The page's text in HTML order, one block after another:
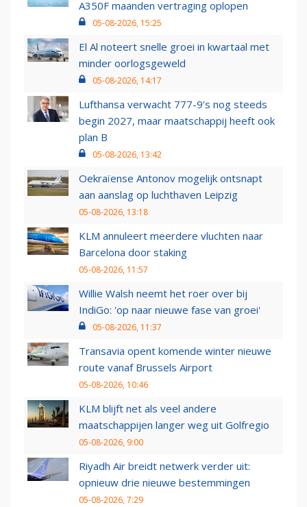
A350F maanden vertraging oplopen
05-08-2026, 15:25
El Al noteert snelle groei in kwartaal met
minder oorlogsgeweld
05-08-2026, 14:17
Lufthansa verwacht 777-9’s nog steeds
begin 2027, maar maatschappij heeft ook
plan B
05-08-2026, 13:42
Oekraïense Antonov mogelijk ontsnapt
aan aanslag op luchthaven Leipzig
05-08-2026, 13:18
KLM annuleert meerdere vluchten naar
Barcelona door staking
05-08-2026, 11:57
Willie Walsh neemt het roer over bij
IndiGo: 'op naar nieuwe fase van groei'
05-08-2026, 11:37
Transavia opent komende winter nieuwe
route vanaf Brussels Airport
05-08-2026, 10:46
KLM blijft net als veel andere
maatschappijen langer weg uit Golfregio
05-08-2026, 9:00
Riyadh Air breidt netwerk verder uit:
opnieuw drie nieuwe bestemmingen
05-08-2026, 7:29